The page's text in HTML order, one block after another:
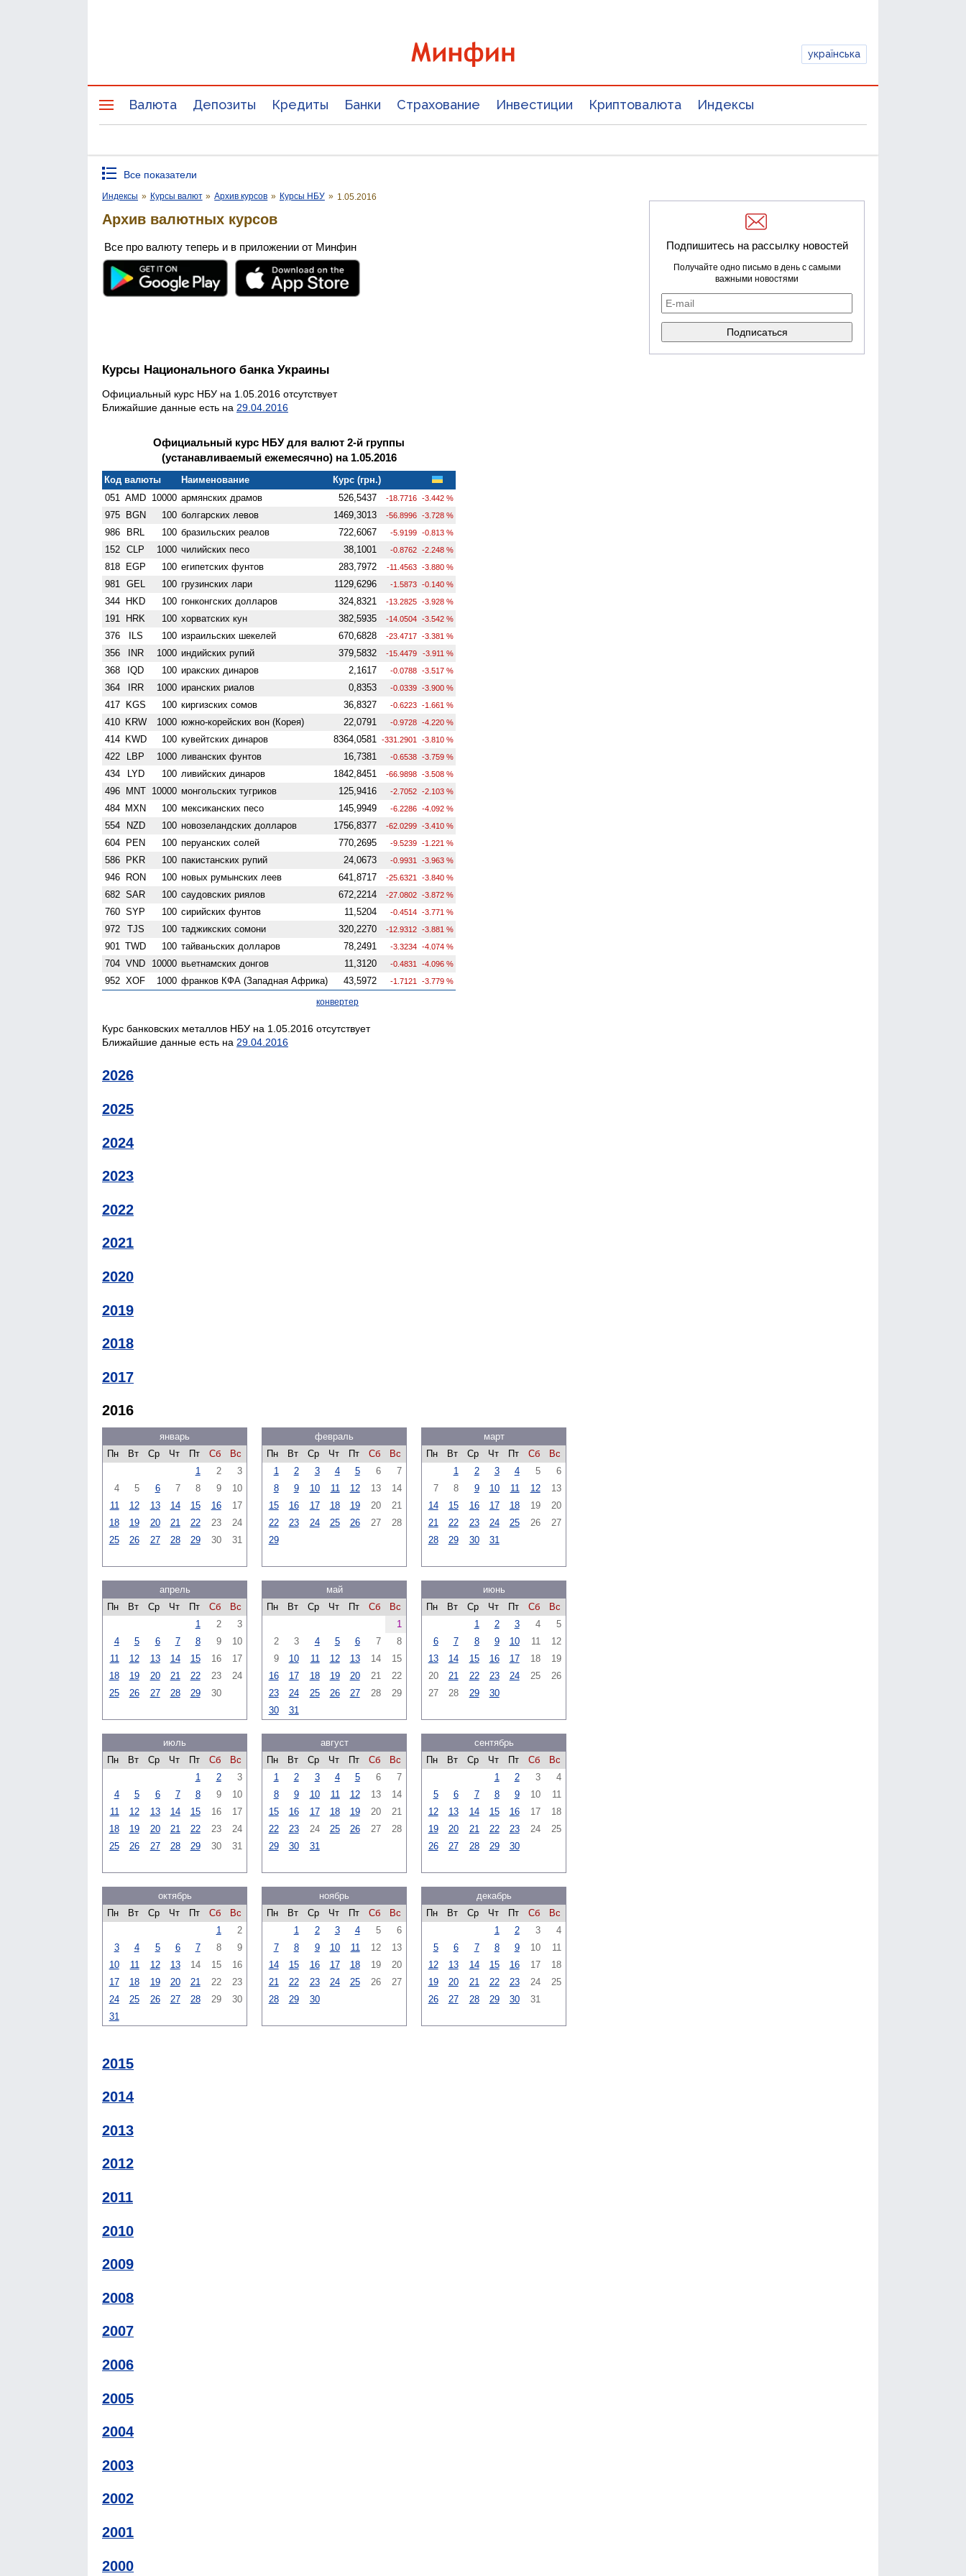
українська
Валюта Депозиты Кредиты Банки Страхование Инвестиции Криптовалюта Индексы
Все показатели
Индексы » Курсы валют » Архив курсов » Курсы НБУ » 1.05.2016
Архив валютных курсов
Все про валюту теперь и в приложении от Минфин
Курсы Национального банка Украины
Официальный курс НБУ на 1.05.2016 отсутствует
Ближайшие данные есть на 29.04.2016
Официальный курс НБУ для валют 2-й группы
(устанавливаемый ежемесячно) на 1.05.2016
Код валюты Наименование
Курс (грн.)
051
AMD 10000 армянских драмов 526,5437 -18.7716 -3.442 %
975 BGN 100 болгарских левов 1469,3013 -56.8996 -3.728 %
986 BRL 100 бразильских реалов 722,6067 -5.9199 -0.813 %
152 CLP 1000 чилийских песо 38,1001 -0.8762 -2.248 %
818 EGP 100 египетских фунтов 283,7972 -11.4563 -3.880 %
981 GEL 100 грузинских лари 1129,6296 -1.5873 -0.140 %
344 HKD 100 гонконгских долларов 324,8321 -13.2825 -3.928 %
191 HRK 100 хорватских кун 382,5935 -14.0504 -3.542 %
376 ILS 100 израильских шекелей 670,6828 -23.4717 -3.381 %
356 INR 1000 индийских рупий 379,5832 -15.4479 -3.911 %
368 IQD 100 иракских динаров 2,1617 -0.0788 -3.517 %
364 IRR 1000 иранских риалов 0,8353 -0.0339 -3.900 %
417 KGS 100 киргизских сомов 36,8327 -0.6223 -1.661 %
410 KRW 1000 южно-корейских вон (Корея) 22,0791 -0.9728 -4.220 %
414 KWD 100 кувейтских динаров 8364,0581 -331.2901 -3.810 %
422 LBP 1000 ливанских фунтов 16,7381 -0.6538 -3.759 %
434 LYD 100 ливийских динаров 1842,8451 -66.9898 -3.508 %
496 MNT 10000 монгольских тугриков 125,9416 -2.7052 -2.103 %
484 MXN 100 мексиканских песо 145,9949 -6.2286 -4.092 %
554 NZD 100 ново­зеландских долларов 1756,8377 -62.0299 -3.410 %
604 PEN 100 перуанских солей 770,2695 -9.5239 -1.221 %
586 PKR 100 пакистанских рупий 24,0673 -0.9931 -3.963 %
946 RON 100 новых румынских леев 641,8717 -25.6321 -3.840 %
682 SAR 100 саудовских риялов 672,2214 -27.0802 -3.872 %
760 SYP 100 сирийских фунтов 11,5204 -0.4514 -3.771 %
972 TJS 100 таджикских сомони 320,2270 -12.9312 -3.881 %
901 TWD 100 тайваньских долларов 78,2491 -3.3234 -4.074 %
704 VND 10000 вьетнамских донгов 11,3120 -0.4831 -4.096 %
952 XOF 1000 франков КФА (Западная Африка) 43,5972 -1.7121 -3.779 %
конвертер
Курс банковских металлов НБУ на 1.05.2016 отсутствует
Ближайшие данные есть на 29.04.2016
2026
2025
2024
2023
2022
2021
2020
2019
2018
2017
2016
январь
Пн
Вт Ср Чт Пт Сб
Вс
1
2
3
4
5 6 7 8 9
10
11
12 13 14 15 16
17
18
19 20 21 22 23
24
25
26 27 28 29 30 31
февраль
Пн
Вт Ср Чт Пт Сб
Вс
1
2 3 4 5 6
7
8
9 10 11 12 13
14
15
16 17 18 19 20
21
22
23 24 25 26 27
28
29
март
Пн
Вт Ср Чт Пт Сб
Вс
1
2 3 4 5
6
7
8 9 10 11 12
13
14
15 16 17 18 19
20
21
22 23 24 25 26
27
28
29 30 31
апрель
Пн
Вт Ср Чт Пт Сб
Вс
1
2
3
4
5 6 7 8 9
10
11
12 13 14 15 16
17
18
19 20 21 22 23
24
25
26 27 28 29 30
май
Пн
Вт Ср Чт Пт Сб
Вс
1
2
3 4 5 6 7
8
9
10 11 12 13 14
15
16
17 18 19 20 21
22
23
24 25 26 27 28
29
30
31
июнь
Пн
Вт Ср Чт Пт Сб
Вс
1
2 3 4
5
6
7 8 9 10 11
12
13
14 15 16 17 18
19
20
21 22 23 24 25
26
27
28 29 30
июль
Пн
Вт Ср Чт Пт Сб
Вс
1
2
3
4
5 6 7 8 9
10
11
12 13 14 15 16
17
18
19 20 21 22 23
24
25
26 27 28 29 30 31
август
Пн
Вт Ср Чт Пт Сб
Вс
1
2 3 4 5 6
7
8
9 10 11 12 13
14
15
16 17 18 19 20
21
22
23 24 25 26 27
28
29
30 31
сентябрь
Пн
Вт Ср Чт Пт Сб
Вс
1
2 3
4
5
6 7 8 9 10
11
12
13 14 15 16 17
18
19
20 21 22 23 24
25
26
27 28 29 30
октябрь
Пн
Вт Ср Чт Пт Сб
Вс
1
2
3
4 5 6 7 8
9
10
11 12 13 14 15
16
17
18 19 20 21 22
23
24
25 26 27 28 29
30
31
ноябрь
Пн
Вт Ср Чт Пт Сб
Вс
1
2 3 4 5
6
7
8 9 10 11 12
13
14
15 16 17 18 19
20
21
22 23 24 25 26
27
28
29 30
декабрь
Пн
Вт Ср Чт Пт Сб
Вс
1
2 3
4
5
6 7 8 9 10
11
12
13 14 15 16 17
18
19
20 21 22 23 24
25
26
27 28 29 30 31
2015
2014
2013
2012
2011
2010
2009
2008
2007
2006
2005
2004
2003
2002
2001
2000
Подпишитесь на рассылку новостей
Получайте одно письмо в день с самыми
важными новостями